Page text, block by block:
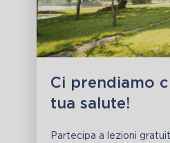
Ci prendiamo
tua salute!
Partecipa a lezioni